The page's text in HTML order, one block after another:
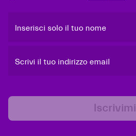
Inserisci solo il tuo nome
Scrivi il tuo indirizzo email
Iscrivimi